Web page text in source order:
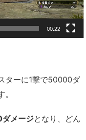
00:22
ターに1撃で50000ダ
メージとなり、どん